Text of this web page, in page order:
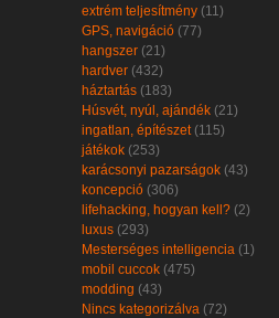
extrém teljesítmény (11)
GPS, navigáció (77)
hangszer (21)
hardver (432)
háztartás (183)
Húsvét, nyúl, ajándék (21)
ingatlan, építészet(115)
játékok (253)
karácsonyi pazarságok (43)
koncepció (306)
lifehacking, hogyan kell? (2)
luxus (293)
Mesterséges intelligencia (1)
mobil cuccok (475)
modding (43)
Nincs kategorizálva (72)